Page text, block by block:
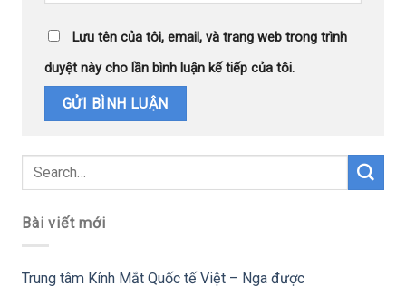
Lưu tên của tôi, email, và trang web trong trình
duyệt này cho lần bình luận kế tiếp của tôi.
Bài viết mới
Trung tâm Kính Mắt Quốc tế Việt – Nga được